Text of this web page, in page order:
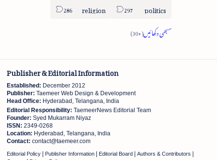
politics
religion
Publisher & Editorial Information
Established: December 2012
Publisher: Taemeer Web Design & Development
Head Office: Hyderabad, Telangana, India
Editorial Responsibility: TaemeerNews Editorial Team
Founder: Syed Mukarram Niyaz
ISSN: 2349-0268
Location: Hyderabad, Telangana, India
Contact: contact@taemeer.com
Editorial Policy | Publisher Information | Editorial Board | Authors & Contributors |